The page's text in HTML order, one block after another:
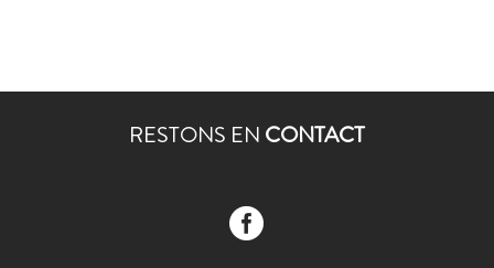
RESTONS EN CONTACT
